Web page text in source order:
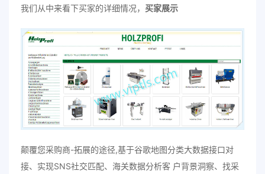
我们从中来看下买家的详细情况， 买家展示
颠覆您采购商-拓展的途径,基于谷歌地图分类大数据接口对
接、实现SNS社交匹配、海关数据分析客 户背景洞察、找采